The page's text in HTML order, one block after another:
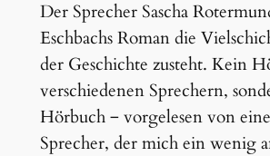
Der Sprecher Sascha
Eschbachs Roman die
der Geschichte zusteht. Kein
verschiedenen Sprechern,
Hörbuch ‒ vorgelesen von
Sprecher, der mich ein wenig